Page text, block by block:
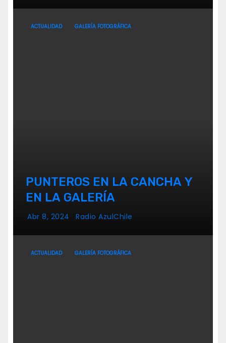
ACTUALIDAD GALERÍA FOTOGRÁFICA
PUNTEROS EN LA CANCHA Y
EN LA GALERÍA
Abr 8, 2024 Radio AzulChile
ACTUALIDAD GALERÍA FOTOGRÁFICA